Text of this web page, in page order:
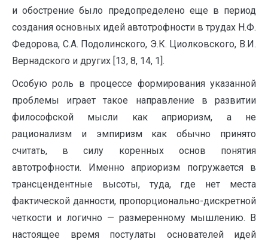
и обострение было предопределено еще в период
создания основных идей автотрофности в трудах Н.Ф.
Федорова, С.А. Подолинского, Э.К. Циолковского, В.И.
Вернадского и других [13, 8, 14, 1].
Особую роль в процессе формирования указанной
проблемы играет такое направление в развитии
философской мысли как априоризм, а не
рационализм и эмпиризм как обычно принято
считать, в силу коренных основ понятия
автотрофности. Именно априоризм погружается в
трансцендентные высоты, туда, где нет места
фактической данности, пропорционально-дискретной
четкости и логично — размеренному мышлению. В
настоящее время постулаты основателей идей